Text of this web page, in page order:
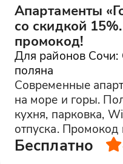
Апартаменты
со скидкой
промокод!
Для районов Сочи:
поляна
Современные
на море и горы.
кухня, парковка,
отпуска. Промокод
Бесплатно